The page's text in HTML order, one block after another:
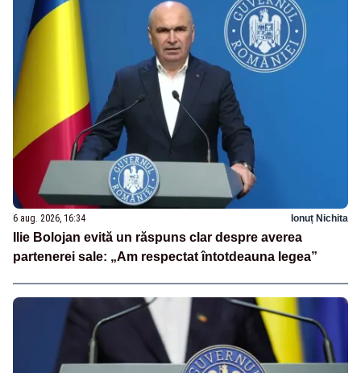
6 aug. 2026, 16:34 Ionuț Nichita
Ilie Bolojan evită un răspuns clar despre averea
partenerei sale: „Am respectat întotdeauna legea”